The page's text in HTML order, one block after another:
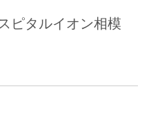
ピタルイオン相模